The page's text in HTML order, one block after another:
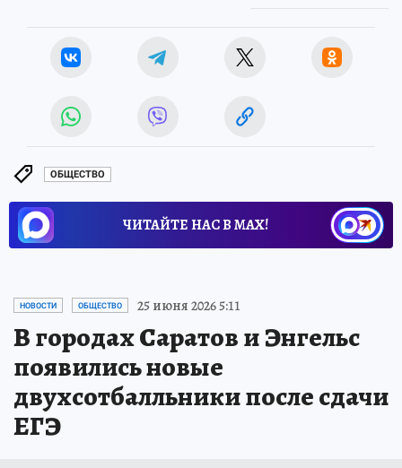
ОБЩЕСТВО
ЧИТАЙТЕ НАС В МАХ!
НОВОСТИ ОБЩЕСТВО 25 июня 2026 5:11
В городах Саратов и Энгельс
появились новые
двухсотбалльники после сдачи
ЕГЭ